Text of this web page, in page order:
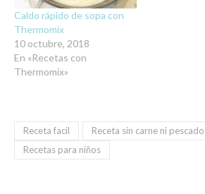
Caldo rápido de sopa con
Thermomix
10 octubre, 2018
En «Recetas con
Thermomix»
Receta facil
Receta sin carne ni
Recetas para niños